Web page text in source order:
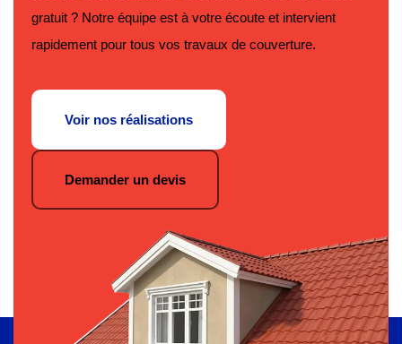
gratuit ? Notre équipe est à votre écoute et intervient
rapidement pour tous vos travaux de couverture.
Voir nos réalisations
Demander un devis